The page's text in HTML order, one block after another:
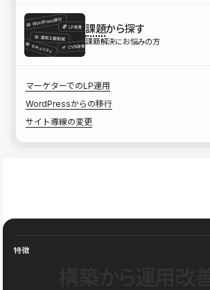
課題から探す
課題解決にお悩みの方
マーケターでのLP運用
WordPressからの移行
サイト導線の変更
特徴